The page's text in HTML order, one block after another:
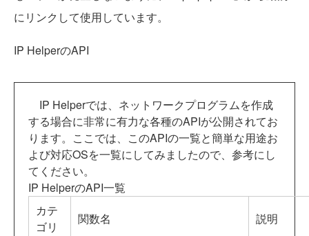
にリンクして使用しています。
IP HelperのAPI
IP Helperでは、ネットワークプログラムを作成
する場合に非常に有力な各種のAPIが公開されてお
ります。ここでは、このAPIの一覧と簡単な用途お
よび対応OSを一覧にしてみましたので、参考にし
てください。
IP HelperのAPI一覧
カテ
ゴリ
関数名 説明